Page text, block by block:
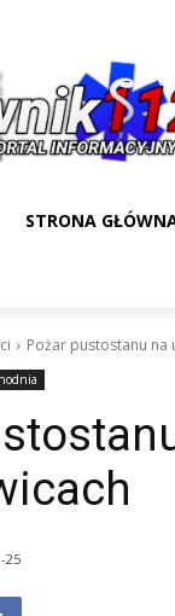
STRONA
Pożar pustostanu na
25